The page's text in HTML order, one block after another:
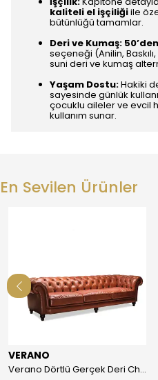
kaliteli el işçiliğiile
bütünlüğü tamamlar.
Deri ve Kumaş:
seçeneği (Anilin,
suni deri ve kumaş
Yaşam Dostu:Hakiki
sayesinde günlük
çocuklu aileler ve evcil
kullanım sunar.
En Sevilen Ürünler
VERANO
Verano Dörtlü Gerçek Deri Chester Koltuk